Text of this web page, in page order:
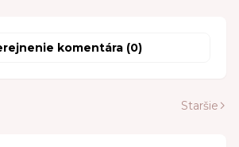
komentára (0)
Staršie